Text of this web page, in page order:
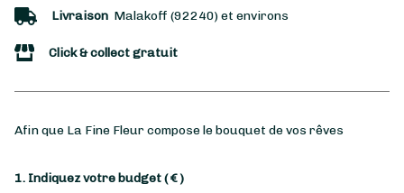
Livraison Malakoff (92240) et environs
Click & collect gratuit
Afin que La Fine Fleur compose le bouquet de vos rêves
1. Indiquez votre budget( € )